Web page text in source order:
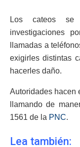
Los cateos se
investigaciones
llamadas a
exigirles distintas
hacerles daño.
Autoridades hacen
llamando de
1561 de la PNC.
Lea también: